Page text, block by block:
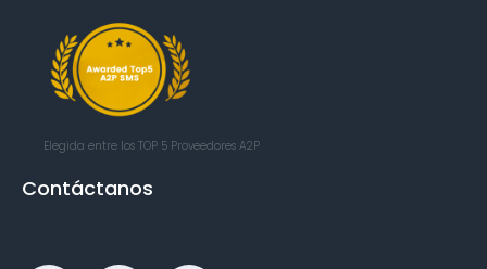
Elegida entre los TOP 5 Proveedores A2P
Contáctanos